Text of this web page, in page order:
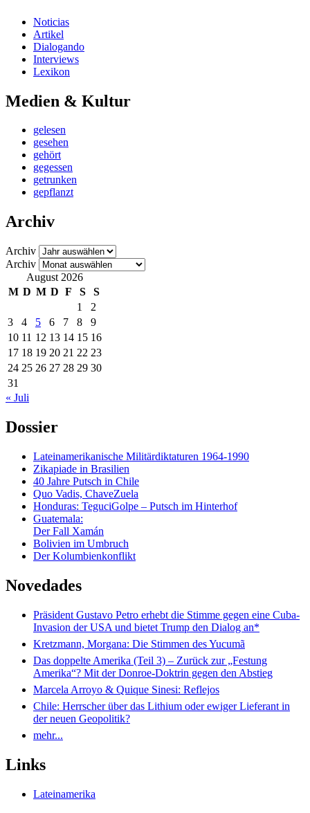
Noticias
Artikel
Dialogando
Interviews
Lexikon
Medien & Kultur
gelesen
gesehen
gehört
gegessen
getrunken
gepflanzt
Archiv
Archiv
Archiv
August 2026
M D M D F S
S
1
2
3
4 5 6 7 8
9
10 11 12 13 14 15 16
17 18 19 20 21 22 23
24 25 26 27 28 29 30
31
« Juli
Dossier
Lateinamerikanische Militärdiktaturen 1964-1990
Zikapiade in Brasilien
40 Jahre Putsch in Chile
Quo Vadis, ChaveZuela
Honduras: TeguciGolpe – Putsch im Hinterhof
Guatemala:
Der Fall Xamán
Bolivien im Umbruch
Der Kolumbienkonflikt
Novedades
Präsident Gustavo Petro erhebt die Stimme gegen eine Cuba-
Invasion der USA und bietet Trump den Dialog an*
Kretzmann, Morgana: Die Stimmen des Yucumã
Das doppelte Amerika (Teil 3) – Zurück zur „Festung
Amerika“? Mit der Donroe-Doktrin gegen den Abstieg
Marcela Arroyo & Quique Sinesi: Reflejos
Chile: Herrscher über das Lithium oder ewiger Lieferant in
der neuen Geopolitik?
mehr...
Links
Lateinamerika